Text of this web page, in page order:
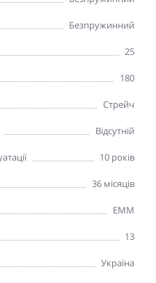
Безпружинний
25
180
Стрейч
Відсутній
10 років
36 місяців
EMM
13
Україна